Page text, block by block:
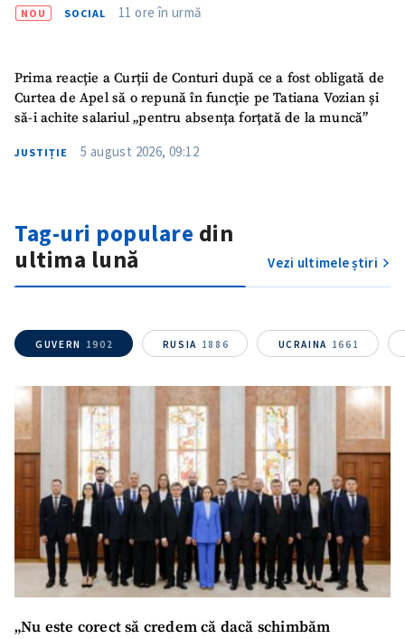
SUSȚINE
NOU SOCIAL 11 ore în urmă
Prima reacție a Curții de Conturi după ce a fost obligată de
Curtea de Apel să o repună în funcție pe Tatiana Vozian și
să-i achite salariul „pentru absența forțată de la muncă”
JUSTIȚIE 5 august 2026, 09:12
Tag-uri populare din
ultima lună
Vezi ultimele știri
GUVERN 1902 RUSIA 1886 UCRAINA 1661
„Nu este corect să credem că dacă schimbăm